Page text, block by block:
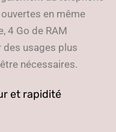
en même
4 Go de RAM
des usages plus
nécessaires.
et rapidité